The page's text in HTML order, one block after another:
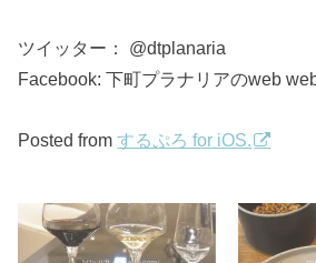
ツイッター： @dtplanaria
Facebook: 下町プラナリアのweb
Posted fromするぷろ for iOS.